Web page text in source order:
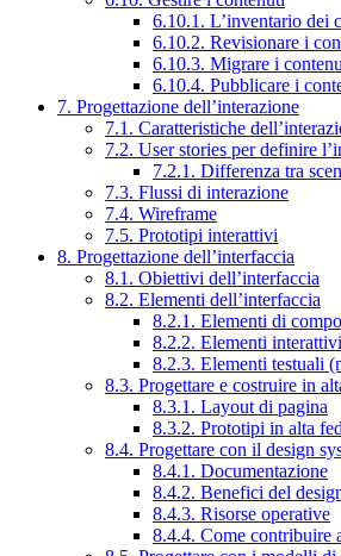
6.10.1. L’inventario dei
6.10.2. Revisionare i
6.10.3. Migrare i
6.10.4. Pubblicare i
7. Progettazione dell’interazione
7.1. Caratteristiche
7.2. User stories per definire
7.2.1. Differenza tra
7.3. Flussi di interazione
7.4. Wireframe
7.5. Prototipi interattivi
8. Progettazione dell’interfaccia
8.1. Obiettivi dell’interfaccia
8.2. Elementi dell’interfaccia
8.2.1. Elementi di
8.2.2. Elementi interattivi
8.2.3. Elementi testuali
8.3. Progettare e costruire in
8.3.1. Layout di pagina
8.3.2. Prototipi in alta
8.4. Progettare con il design
8.4.1. Documentazione
8.4.2. Benefici del
8.4.3. Risorse operative
8.4.4. Come contribuire